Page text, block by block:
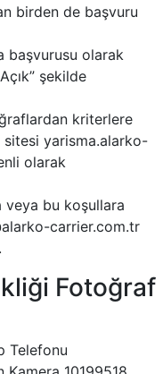
birden de başvuru
başvurusu olarak
şekilde
kriterlere
yarisma.alarko-
olarak
veya bu koşullara
carrier.com.tr
Fotoğraf
Telefonu